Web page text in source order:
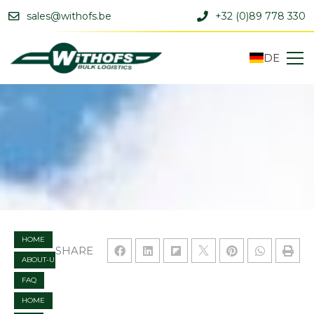
sales@withofs.be +32 (0)89 778 330
DE
SHARE
HOME
ABOUT-US
FAQ
HOME